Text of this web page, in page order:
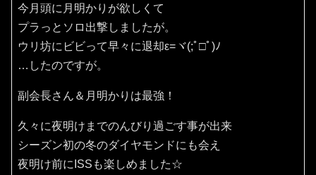
今月頭に月明かりが欲しくて
プラっとソロ出撃しましたが。
ウリ坊にビビって早々に退却ε=ヾ(;ﾟ□ﾟ)ﾉ
…したのですが。
副会長さん＆月明かりは最強！
久々に夜明けまでのんびり過ごす事が出来
シーズン初の冬のダイヤモンドにも会え
夜明け前にISSも楽しめました☆